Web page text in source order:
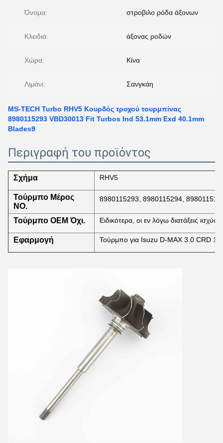
Όνομα: στροβιλο ρόδα άξονων
Κλειδιά: άξονας ροδών
Χώρα: Κίνα
Λιμάνι: Σανγκάη
MS-TECH Turbo RHV5 Κουρδός τροχού τουρμπίνας
8980115293 VBD30013 Fit Turbos Ind 53.1mm Exd 40.1mm
Blades9
Περιγραφή του προϊόντος
Σχήμα RHV5
Τούρμπο Μέρος
ΝΟ.
8980115293, 8980115294,
Τούρμπο OEM Όχι. Ειδικότερα, οι εν λόγω διατάξεις
Εφαρμογή Τούρμπο για Isuzu D-MAX 3.0 CRD